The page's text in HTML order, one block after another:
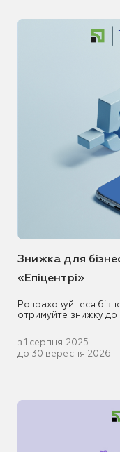
Знижка для
«Епіцентрі»
Розраховуйтеся
отримуйте знижку до
з 1 серпня 2025
до 30 вересня 2026